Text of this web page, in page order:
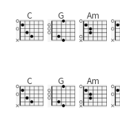
C G Am
C G Am